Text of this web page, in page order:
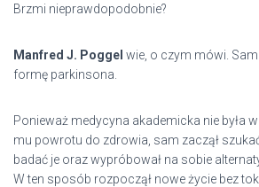
Brzmi nieprawdopodobnie?
Manfred J. Poggel wie, o czym mówi.
formę parkinsona.
Ponieważ medycyna akademicka nie była
mu powrotu do zdrowia, sam zaczął
badać je oraz wypróbował na sobie
W ten sposób rozpoczął nowe życie bez